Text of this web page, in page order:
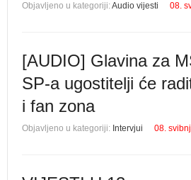
Objavljeno u kategoriji:Audio vijesti 08.
[AUDIO] Glavina za
SP-a ugostitelji će
i fan zona
Objavljeno u kategoriji: Intervjui 08.